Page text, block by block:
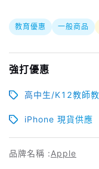
教育優惠 一般商品
強打優惠
高中生/K12教師
iPhone 現貨供應
品牌名稱 :Apple